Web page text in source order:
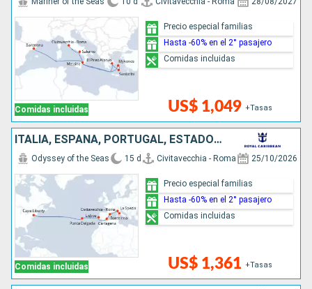
Comidas incluidas US$ 1,049 +Tasas
Precio especial familias
Hasta -60% en el 2° pasajero
Comidas incluidas
ITALIA, ESPAÑA, PORTUGAL, ESTADOS UNIDOS
Comidas incluidas
Odyssey of the Seas 15 d Civitavecchia - Roma 25/10/2026
US$ 1,361 +Tasas
Precio especial familias
Hasta -60% en el 2° pasajero
Comidas incluidas